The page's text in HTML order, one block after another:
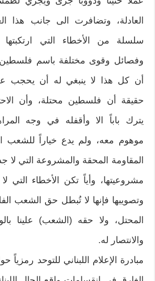
العادلة، وتضافرت الى جانب هذا
سلسلة من الأخطاء التي
وفصائل وقوى مختلفة باسم
أن كل هذا لا ينبغي له أن يحجب عن
حقيقة أن فلسطين محتلة، وأن
يترك باباً الا وأقفله في وجه
موهوم معه، ولم يدع خياراً للشعب
المقاومة المحقة والمشروعة التي لا
مشروعيتها، وأياً تكن الأخطاء التي
وتصويبها فإنها لا تُبطل حق الشعب
المحتل، ولا حقه (الشعب) علينا
والانتصار له.
مبادرة الإعلام اللبناني للتوحد